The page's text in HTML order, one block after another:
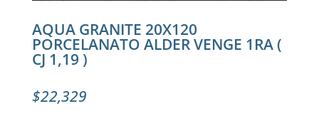
AQUA GRANITE 20X120
PORCELANATO ALDER VENGE 1RA (
CJ 1,19 )
$22,329